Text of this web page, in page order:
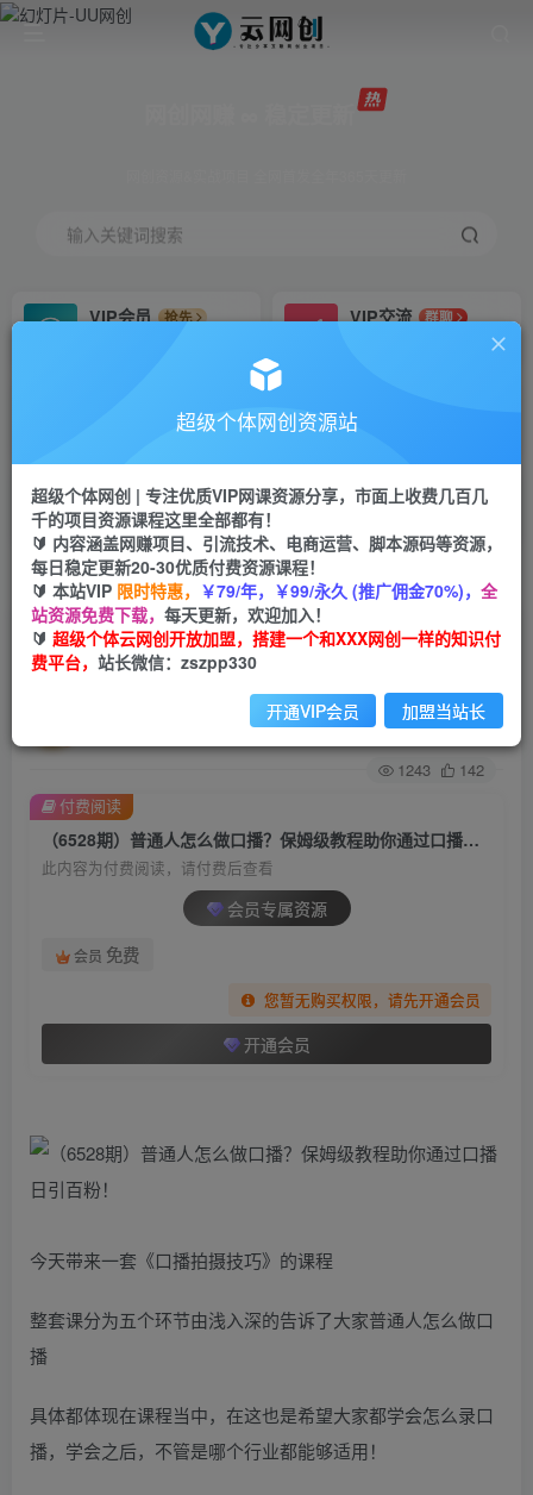
输入关键词搜索
VIP会员
抢先
VIP交流
群聊
研究探讨更多创业项目路子。
会员专属推广链接
招募站长
挂机
项目
脚本卡密
APP下载
GO
首页 创业课程 会员专属 正文
（6528期）普通人怎么做口播？保姆级教程助你
通过口播日引百粉！
关注 私信
1243 142
（6528期）普通人怎么做口播？保姆级教程助你通过口播日引百粉！
此内容为付费阅读，请付费后查看
会员专属资源
会员 免费
您暂无购买权限，请先开通会员
开通会员
付费阅读
今天带来一套《口播拍摄技巧》的课程
整套课分为五个环节由浅入深的告诉了大家普通人怎么做口
播
具体都体现在课程当中，在这也是希望大家都学会怎么录口
播，学会之后，不管是哪个行业都能够适用！
超级个体网创资源站
超级个体网创 | 专注优质VIP网课资源分享，市面上收费几百几
千的项目资源课程这里全部都有！
🔰 内容涵盖网赚项目、引流技术、电商运营、脚本源码等资源，
每日稳定更新20-30优质付费资源课程！
🔰 本站VIP 限时特惠， ￥79/年，￥99/永久 (推广佣金70%)， 全
站资源免费下载， 每天更新，欢迎加入！
🔰 超级个体云网创开放加盟，搭建一个和XXX网创一样的知识付
费平台， 站长微信：zszpp330
开通VIP会员 加盟当站长